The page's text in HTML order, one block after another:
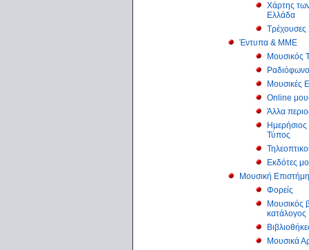
Χάρτης
Ελλάδα
Τρέχουσες
Έντυπα & ΜΜΕ
Μουσικός
Ραδιόφωνο
Μουσικές
Online
Άλλα
Ημερήσιος
Τύπος
Εκδότες
Μουσική Επιστήμη
Φορείς
Μουσικός
κατάλογος
Μουσικά